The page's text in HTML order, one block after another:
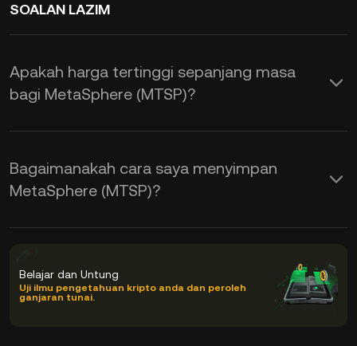
SOALAN LAZIM
Apakah harga tertinggi sepanjang masa
bagi MetaSphere (MTSP)?
Bagaimanakah cara saya menyimpan
MetaSphere (MTSP)?
Belajar dan Untung
Uji ilmu pengetahuan kripto anda dan peroleh
ganjaran tunai.